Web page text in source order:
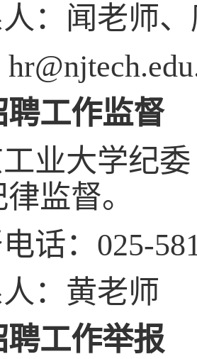
：闻老师
聘工作监督
业大学纪
监督。
话： 025-
：黄老师
聘工作举报